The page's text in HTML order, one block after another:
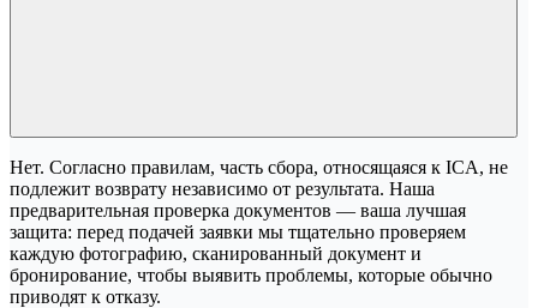
Нет. Согласно правилам, часть сбора, относящаяся к ICA, не
подлежит возврату независимо от результата. Наша
предварительная проверка документов — ваша лучшая
защита: перед подачей заявки мы тщательно проверяем
каждую фотографию, сканированный документ и
бронирование, чтобы выявить проблемы, которые обычно
приводят к отказу.